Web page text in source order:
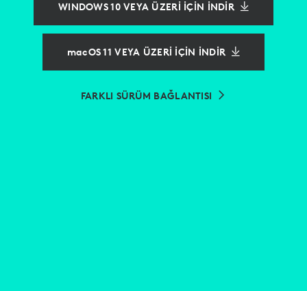
WINDOWS 10 VEYA ÜZERİ İÇİN İNDİR
macOS 11 VEYA ÜZERİ İÇİN İNDİR
FARKLI SÜRÜM BAĞLANTISI